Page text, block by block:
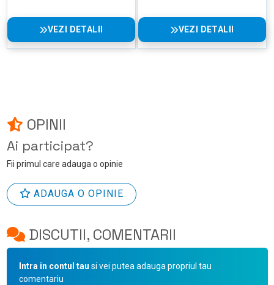
VEZI DETALII VEZI DETALII
OPINII
Ai participat?
Fii primul care adauga o opinie
ADAUGA O OPINIE
DISCUTII, COMENTARII
Intra in contul tau si vei putea adauga propriul tau
comentariu